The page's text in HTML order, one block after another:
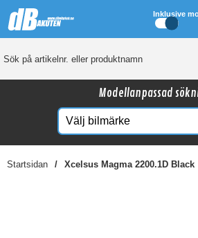
Inklusive
Modellanpassad
Startsidan Xcelsus Magma 2200.1D Black